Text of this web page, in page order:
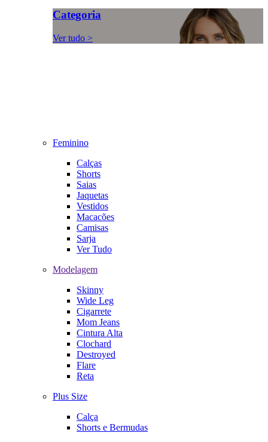
Categoria
Ver tudo >
Feminino
Calças
Shorts
Saias
Jaquetas
Vestidos
Macacões
Camisas
Sarja
Ver Tudo
Modelagem
Skinny
Wide Leg
Cigarrete
Mom Jeans
Cintura Alta
Clochard
Destroyed
Flare
Reta
Plus Size
Calça
Shorts e Bermudas